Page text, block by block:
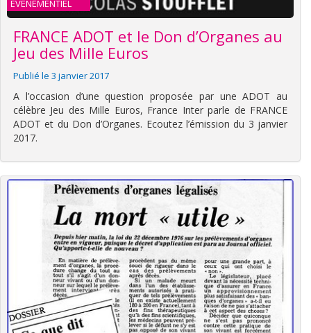
EVENEMENTIEL
FRANCE ADOT et le Don d’Organes au
Jeu des Mille Euros
Publié le 3 janvier 2017
A l’occasion d’une question proposée par une ADOT au
célèbre Jeu des Mille Euros, France Inter parle de FRANCE
ADOT et du Don d’Organes. Ecoutez l’émission du 3 janvier
2017.